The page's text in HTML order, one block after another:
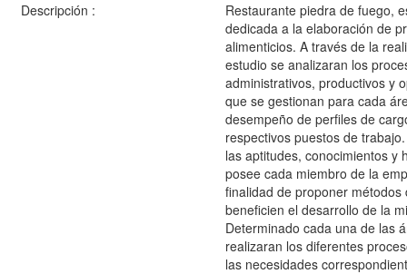
Descripción :
Restaurante piedra de fuego,
dedicada a la elaboración de
alimenticios. A través de la
estudio se analizaran los
administrativos, productivos y
que se gestionan para cada
desempeño de perfiles de
respectivos puestos de
las aptitudes, conocimientos y
posee cada miembro de la
finalidad de proponer métodos
beneficien el desarrollo de la
Determinado cada una de las
realizaran los diferentes
las necesidades